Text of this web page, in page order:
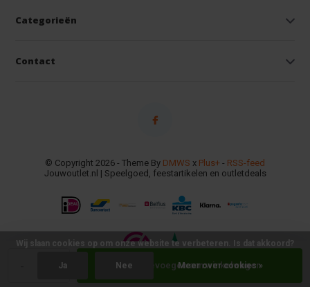
+ Toevoegen aan winkelwagen
Categorieën
Contact
© Copyright 2026 - Theme By DMWS x Plus+ - RSS-feed
Jouwoutlet.nl | Speelgoed, feestartikelen en outletdeals
Wij slaan cookies op om onze website te verbeteren. Is dat akkoord?
Ja Nee Meer over cookies »